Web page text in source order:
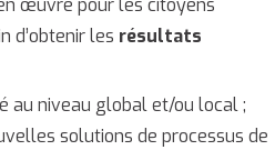
œuvre pour les citoyens
d’obtenir les résultats
au niveau global et/ou local ;
solutions de processus de